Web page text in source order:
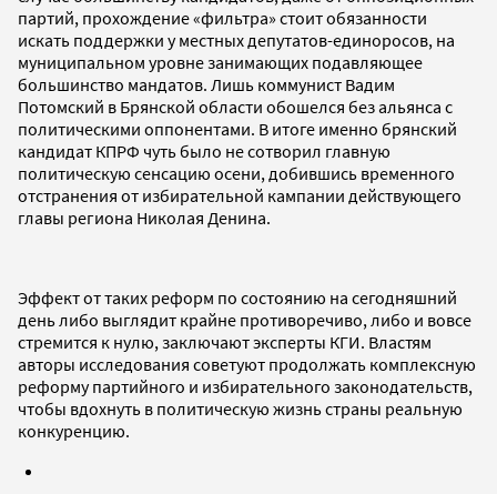
партий, прохождение «фильтра» стоит обязанности
искать поддержки у местных депутатов-единоросов, на
муниципальном уровне занимающих подавляющее
большинство мандатов. Лишь коммунист Вадим
Потомский в Брянской области обошелся без альянса с
политическими оппонентами. В итоге именно брянский
кандидат КПРФ чуть было не сотворил главную
политическую сенсацию осени, добившись временного
отстранения от избирательной кампании действующего
главы региона Николая Денина.
Эффект от таких реформ по состоянию на сегодняшний
день либо выглядит крайне противоречиво, либо и вовсе
стремится к нулю, заключают эксперты КГИ. Властям
авторы исследования советуют продолжать комплексную
реформу партийного и избирательного законодательств,
чтобы вдохнуть в политическую жизнь страны реальную
конкуренцию.